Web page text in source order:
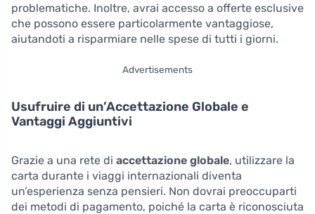
problematiche. Inoltre, avrai accesso a offerte esclusive
che possono essere particolarmente vantaggiose,
aiutandoti a risparmiare nelle spese di tutti i giorni.
Advertisements
Usufruire di un’Accettazione Globale e
Vantaggi Aggiuntivi
Grazie a una rete di accettazione globale, utilizzare la
carta durante i viaggi internazionali diventa
un’esperienza senza pensieri. Non dovrai preoccuparti
dei metodi di pagamento, poiché la carta è riconosciuta